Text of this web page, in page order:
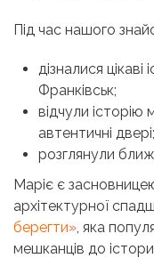
Під час нашого
дізналися
Франківськ;
відчули історію
автентичні двері;
розглянули
Маріє є
архітектурної
берегти», яка
мешканців до